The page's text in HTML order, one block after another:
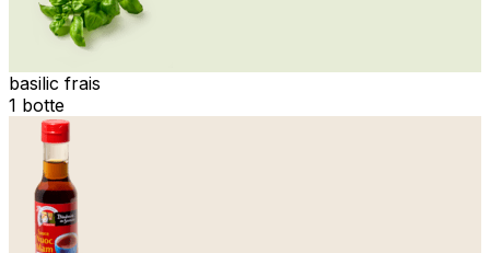
basilic frais
1 botte